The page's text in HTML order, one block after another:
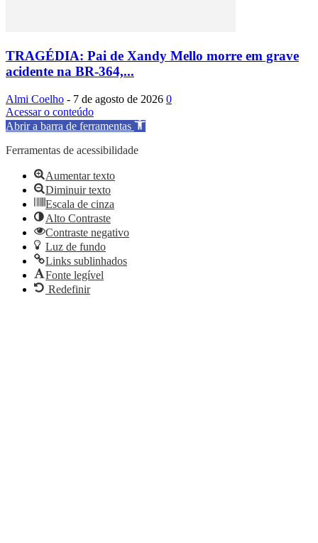
TRAGÉDIA: Pai de Xandy Mello morre em grave
acidente na BR-364,...
Almi Coelho - 7 de agosto de 2026 0
Acessar o conteúdo
Abrir a barra de ferramentas
Ferramentas de acessibilidade
Aumentar texto
Diminuir texto
Escala de cinza
Alto Contraste
Contraste negativo
Luz de fundo
Links sublinhados
Fonte legível
Redefinir